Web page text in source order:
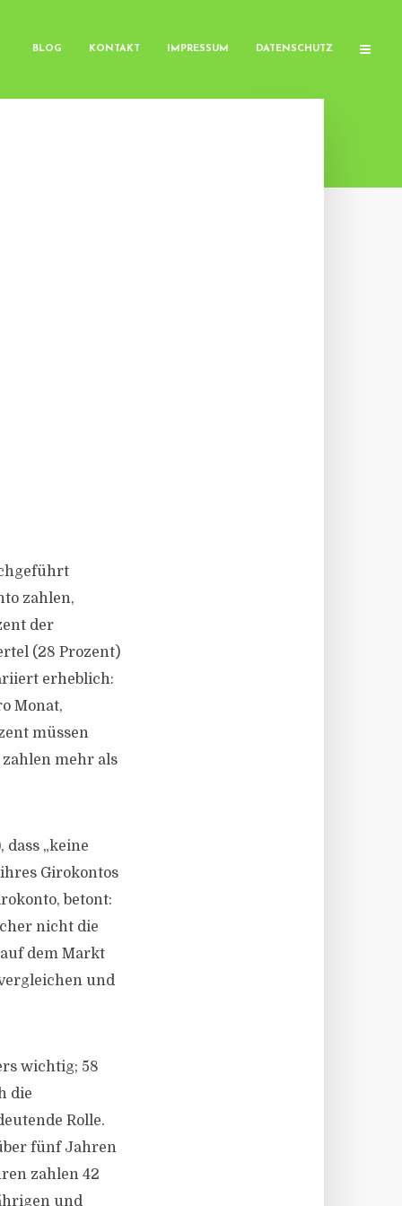
BLOG KONTAKT IMPRESSUM DATENSCHUTZ
zahlen,
der
(28 Prozent)
erheblich:
Monat,
müssen
mehr als
„keine
Girokontos
betont:
nicht die
dem Markt
und
wichtig; 58
die
Rolle.
fünf Jahren
zahlen 42
und